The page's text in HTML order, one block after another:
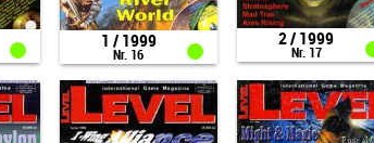
1 / 1999
Nr. 16
2 / 1999
Nr. 17